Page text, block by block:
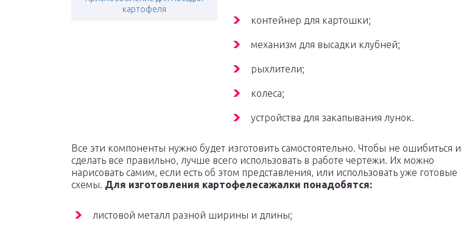
картофеля
контейнер для картошки;
механизм для высадки клубней;
рыхлители;
колеса;
устройства для закапывания лунок.
Все эти компоненты нужно будет изготовить самостоятельно. Чтобы не ошибиться и
сделать все правильно, лучше всего использовать в работе чертежи. Их можно
нарисовать самим, если есть об этом представления, или использовать уже готовые
схемы. Для изготовления картофелесажалки понадобятся:
листовой металл разной ширины и длины;